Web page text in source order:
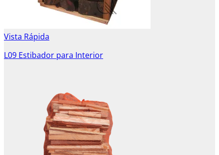
Vista Rápida
L09 Estibador para Interior